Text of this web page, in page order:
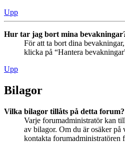
Upp
Hur tar jag bort mina
För att ta bort dina
klicka på “Hantera
Upp
Bilagor
Vilka bilagor tillåts på detta forum?
Varje forumadministratör kan
av bilagor. Om du är osäker på
kontakta forumadministratören